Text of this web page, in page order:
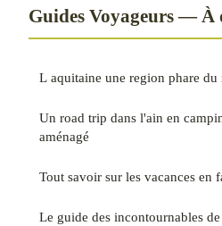
Guides Voyageurs — À
L aquitaine une region phare du
Un road trip dans l'ain en
aménagé
Tout savoir sur les vacances en
Le guide des incontournables